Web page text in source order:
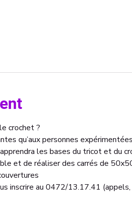
crochet ?
qu’aux personnes
les bases du tricot et du
et de réaliser des carrés de
inscrire au 0472/13.17.41